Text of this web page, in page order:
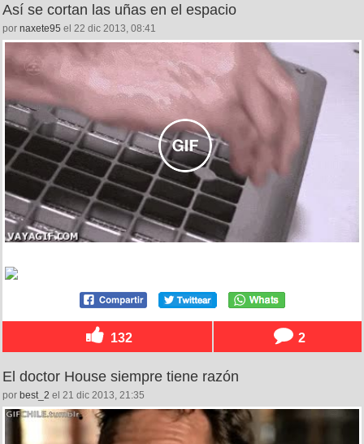
Así se cortan las uñas en el espacio
por naxete95 el 22 dic 2013, 08:41
132 2
El doctor House siempre tiene razón
por best_2 el 21 dic 2013, 21:35